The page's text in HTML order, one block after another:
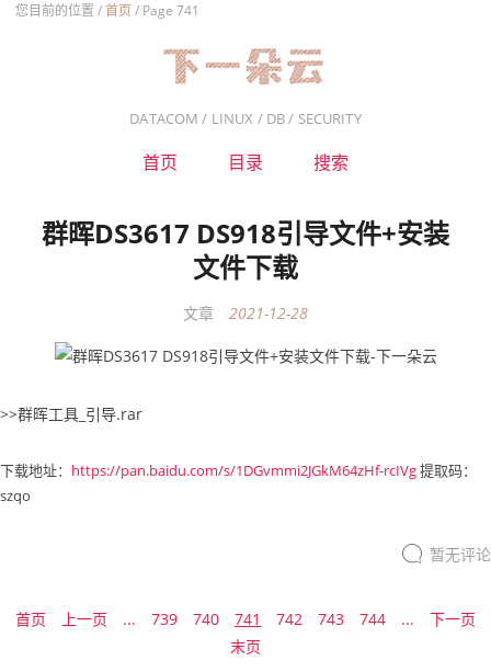
您目前的位置 /首页 / Page 741
DATACOM / LINUX / DB / SECURITY
首页 目录 搜索
群晖DS3617 DS918引导文件+安装
文件下载
文章 2021-12-28
>>群晖工具_引导.rar
下载地址： https://pan.baidu.com/s/1DGvmmi2JGkM64zHf-rcIVg提取码：
szqo
暂无评论
首页 上一页 ... 739 740 741 742 743 744 ...
下一页
末页